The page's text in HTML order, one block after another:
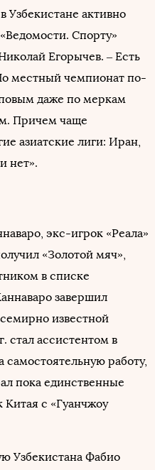
Узбекистане активно
Спорту»
Егорычев. – Есть
местный чемпионат по-
даже по меркам
Причем чаще
азиатские лиги: Иран,
нет».
экс-игрок «Реала»
«Золотой мяч»,
в списке
завершил
известной
стал ассистентом в
работу,
пока единственные
с «Гуанчжоу
Узбекистана Фабио